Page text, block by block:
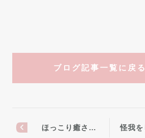
ブログ記事一覧に戻る
ほっこり癒さ… 怪我